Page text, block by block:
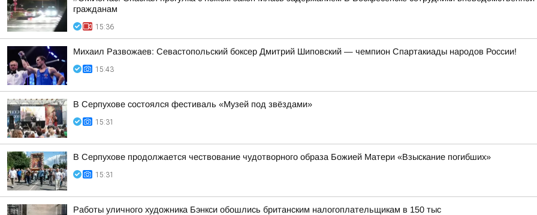
гражданам
15:36
Михаил Развожаев: Севастопольский боксер Дмитрий Шиповский — чемпион Спартакиады народов России!
15:43
В Серпухове состоялся фестиваль «Музей под звёздами»
15:31
В Серпухове продолжается чествование чудотворного образа Божией Матери «Взыскание погибших»
15:31
Работы уличного художника Бэнкси обошлись британским налогоплательщикам в 150 тыс